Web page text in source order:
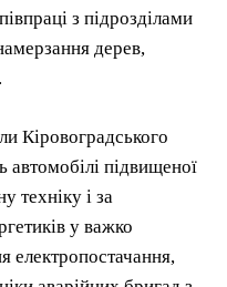
з підрозділами
дерев,
Кіровоградського
автомобілі підвищеної
техніку і за
у важко
електропостачання,